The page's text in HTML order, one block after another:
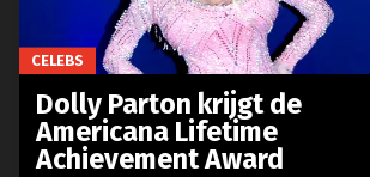
CELEBS
Dolly Parton krijgt de
Americana Lifetime
Achievement Award